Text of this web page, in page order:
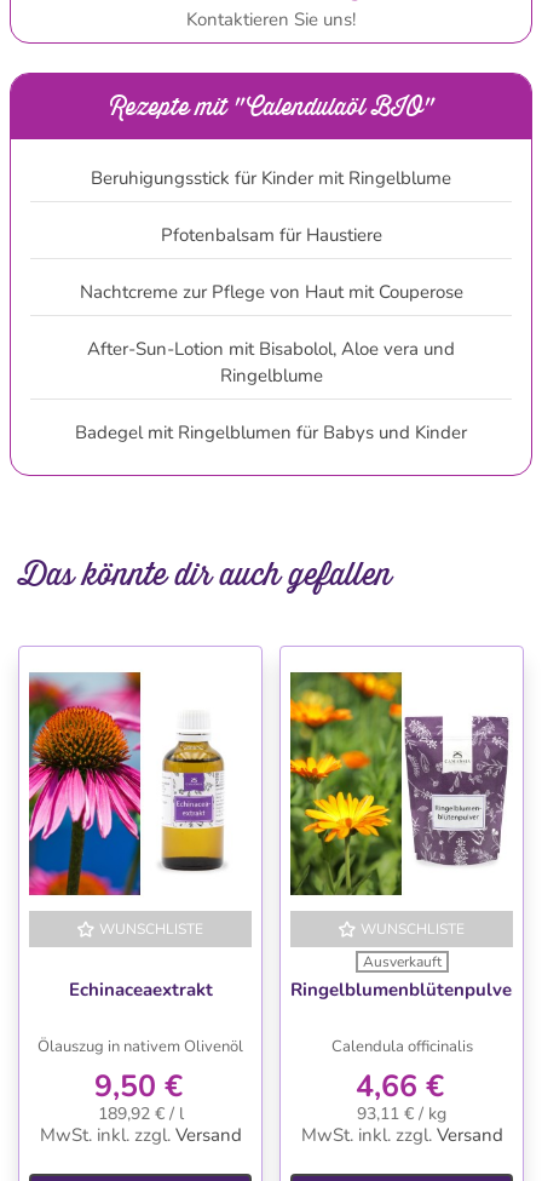
Kontaktieren Sie uns!
Rezepte mit "Calendulaöl BIO"
Beruhigungsstick für Kinder mit Ringelblume
Pfotenbalsam für Haustiere
Nachtcreme zur Pflege von Haut mit Couperose
After-Sun-Lotion mit Bisabolol, Aloe vera und
Ringelblume
Badegel mit Ringelblumen für Babys und Kinder
Das könnte dir auch gefallen
WUNSCHLISTE
Echinaceaextrakt
Ölauszug in nativem Olivenöl
9,50 €
189,92 € / l
MwSt. inkl. zzgl. Versand
WUNSCHLISTE
Ausverkauft
Ringelblumenblütenpulver
Calendula officinalis
4,66 €
93,11 € / kg
MwSt. inkl. zzgl. Versand